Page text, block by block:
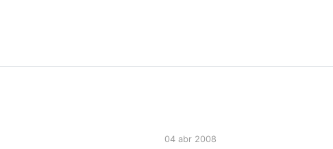
realmente contam! Tudo o que se passa na Saúde!
04 abr 2008